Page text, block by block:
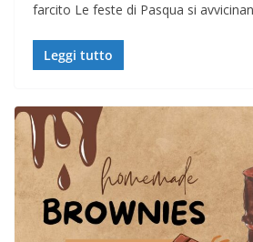
farcito Le feste di Pasqua si
Leggi tutto